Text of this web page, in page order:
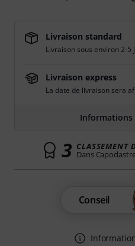
Livraison standard
Livraison sous environ 2-5
Livraison express
La date de livraison sera
Informations
3 CLASSEMENT
Dans
Conseil